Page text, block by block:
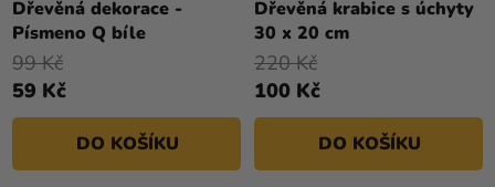
Dřevěná dekorace -
Písmeno Q bíle
59 Kč
99 Kč
DO KOŠÍKU
Dřevěná krabice s úchyty
30 x 20 cm
100 Kč
220 Kč
DO KOŠÍKU